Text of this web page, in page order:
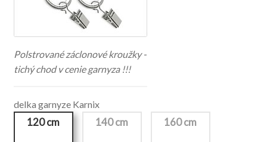
Polstrované záclonové kroužky -
tichý chod v cenie garnyza !!!
delka garnyze Karnix
120 cm 140 cm 160 cm